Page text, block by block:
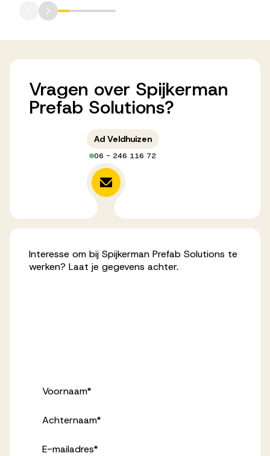
Vragen over Spijkerman
Prefab Solutions?
Ad Veldhuizen
06 - 246 116 72
Interesse om bij Spijkerman Prefab Solutions te
werken? Laat je gegevens achter.
Voornaam*
Achternaam*
E-mailadres*